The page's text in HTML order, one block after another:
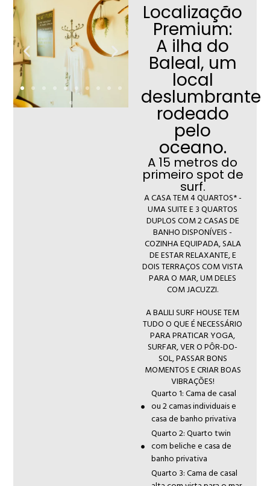
Localização
Premium:
A ilha do
Baleal, um
local
deslumbrante
rodeado
pelo
oceano.
A 15 metros do
primeiro spot de
surf.
A CASA TEM 4 QUARTOS* -
UMA SUITE E 3 QUARTOS
DUPLOS COM 2 CASAS DE
BANHO DISPONÍVEIS -
COZINHA EQUIPADA, SALA
DE ESTAR RELAXANTE, E
DOIS TERRAÇOS COM VISTA
PARA O MAR, UM DELES
COM JACUZZI.
A BALILI SURF HOUSE TEM
TUDO O QUE É NECESSÁRIO
PARA PRATICAR YOGA,
SURFAR, VER O PÔR-DO-
SOL, PASSAR BONS
MOMENTOS E CRIAR BOAS
VIBRAÇÕES!
Quarto 1: Cama de casal
ou 2 camas individuais e
casa de banho privativa
Quarto 2: Quarto twin
com beliche e casa de
banho privativa
Quarto 3: Cama de casal